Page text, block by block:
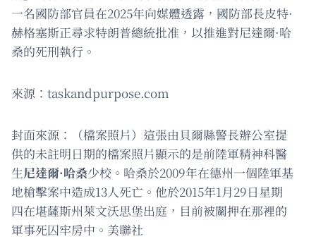
一名國防部官員在2025年向媒體透露，國防部長皮特·
赫格塞斯正尋求特朗普總統批准，以推進對尼達爾·哈
桑的死刑執行。
來源：taskandpurpose.com
封面來源：（檔案照片）這張由貝爾縣警長辦公室提
供的未註明日期的檔案照片顯示的是前陸軍精神科醫
生尼達爾·哈桑少校。哈桑於2009年在德州一個陸軍基
地槍擊案中造成13人死亡。他於2015年1月29日星期
四在堪薩斯州萊文沃思堡出庭，目前被關押在那裡的
軍事死囚牢房中。美聯社